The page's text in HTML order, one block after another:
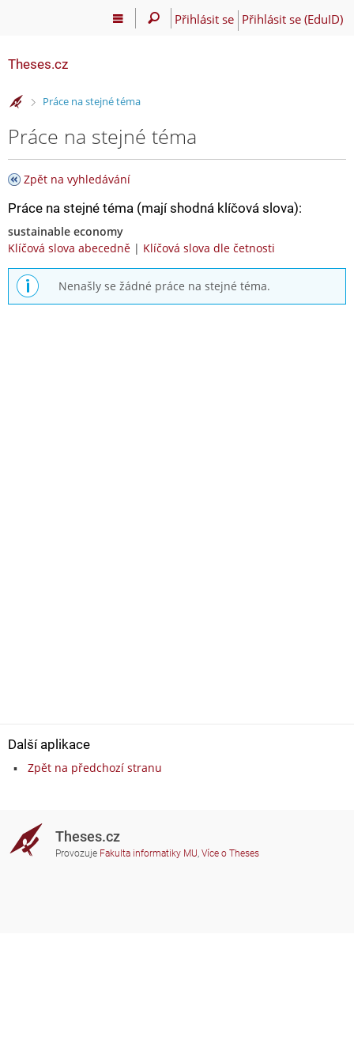
Přihlásit se Přihlásit se (EduID)
Theses.cz
>Práce na stejné téma
Práce na stejné téma
Zpět na vyhledávání
Práce na stejné téma (mají shodná klíčová slova):
sustainable economy
Klíčová slova abecedně | Klíčová slova dle četnosti
Nenašly se žádné práce na stejné téma.
Další aplikace
Zpět na předchozí stranu
Theses.cz
Provozuje Fakulta informatiky MU, Více o Theses